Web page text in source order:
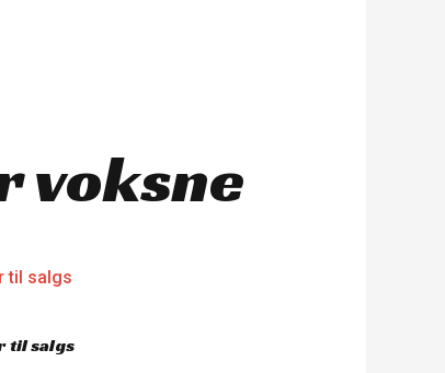
voksne
til salgs